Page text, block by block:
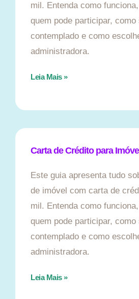
mil. Entenda como
quem pode participar, como
contemplado e como
administradora.
Leia Mais »
Carta de Crédito para
Este guia apresenta tudo
de imóvel com carta de
mil. Entenda como
quem pode participar, como
contemplado e como
administradora.
Leia Mais »